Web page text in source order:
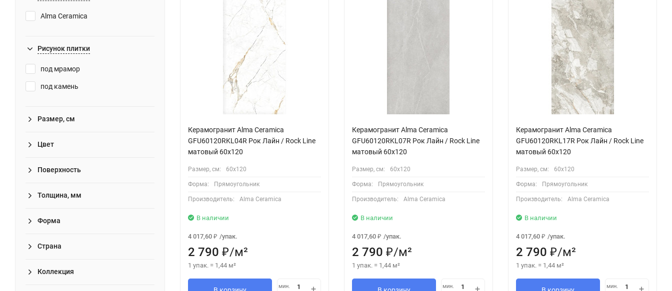
Alma Ceramica
Рисунок плитки
под мрамор
под камень
Размер, см
Цвет
Поверхность
Толщина, мм
Форма
Страна
Коллекция
Керамогранит Alma Ceramica
GFU60120RKL04R Рок Лайн / Rock Line
матовый 60x120
Размер, см: 60х120
Форма: Прямоугольник
Производитель: Alma Ceramica
В наличии
4 017,60 ₽ /упак.
2 790 ₽/м²
1 упак. = 1,44 м²
мин.
Керамогранит Alma Ceramica
GFU60120RKL07R Рок Лайн / Rock Line
матовый 60x120
Размер, см: 60х120
Форма: Прямоугольник
Производитель: Alma Ceramica
В наличии
4 017,60 ₽ /упак.
2 790 ₽/м²
1 упак. = 1,44 м²
мин.
Керамогранит Alma Ceramica
GFU60120RKL17R Рок Лайн / Rock Line
матовый 60x120
Размер, см: 60х120
Форма: Прямоугольник
Производитель: Alma Ceramica
В наличии
4 017,60 ₽ /упак.
2 790 ₽/м²
1 упак. = 1,44 м²
мин.